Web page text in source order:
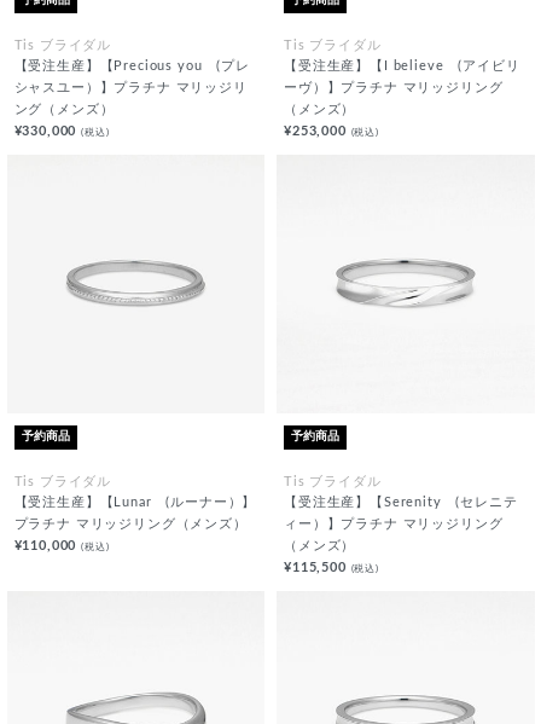
Tis ブライダル
【受注生産】【Precious you (プレ
シャスユー）】プラチナ マリッジリ
ング（メンズ）
¥330,000(税込)
Tis ブライダル
【受注生産】【I believe (アイビリ
ーヴ）】プラチナ マリッジリング
（メンズ）
¥253,000 (税込)
予約商品
Tis ブライダル
【受注生産】【Lunar (ルーナー）】
プラチナ マリッジリング（メンズ）
¥110,000(税込)
予約商品
Tis ブライダル
【受注生産】【Serenity (セレニテ
ィー）】プラチナ マリッジリング
（メンズ）
¥115,500 (税込)